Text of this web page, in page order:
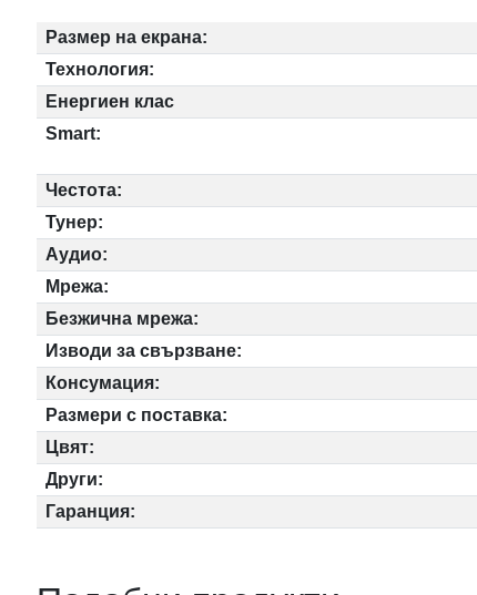
Размер на екрана:
Технология:
Енергиен клас
Smart:
Честота:
Тунер:
Аудио:
Мрежа:
Безжична мрежа:
Изводи за свързване:
Консумация:
Размери с поставка:
Цвят:
Други:
Гаранция: